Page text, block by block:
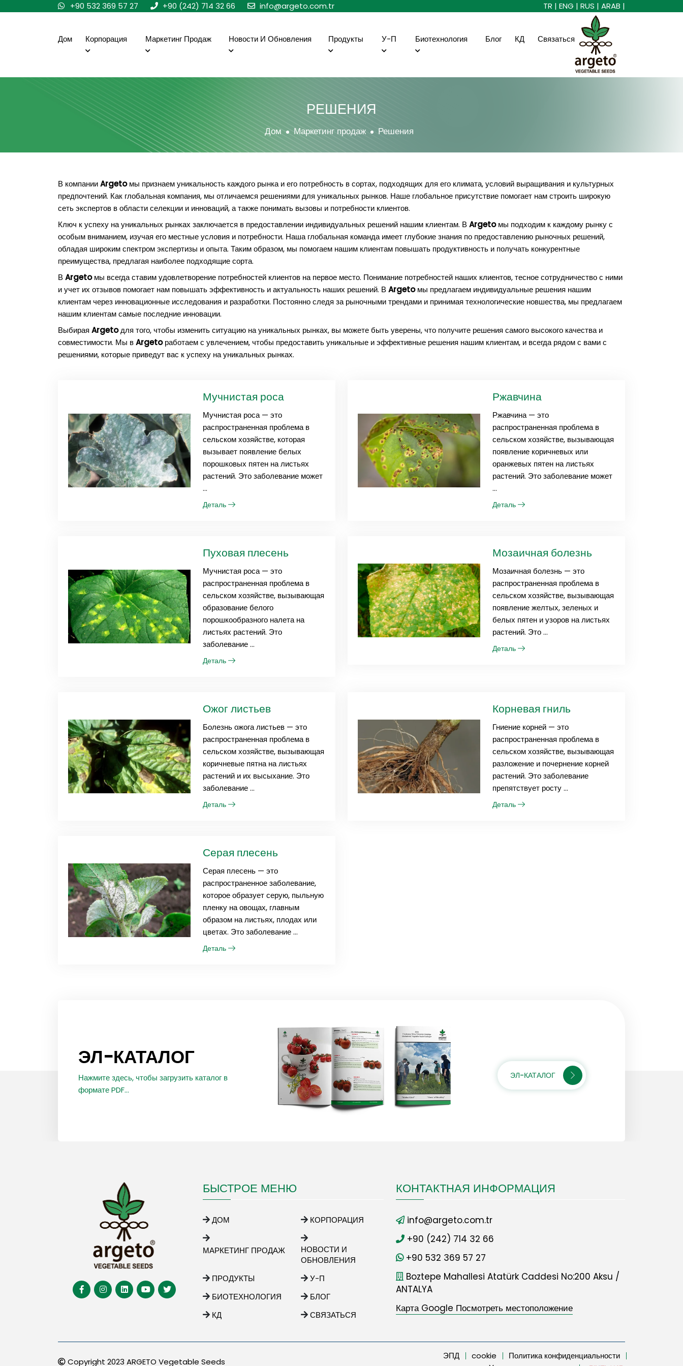
+90 532 369 57 27 +90 (242) 714 32 66 info@argeto.com.tr TR | ENG | RUS | ARAB |
Дом Корпорация Маркетинг Продаж Новости И Обновления Продукты У-П Биотехнология Блог КД Связаться
РЕШЕНИЯ
Дом Маркетинг продаж Решения
В компанииArgetoмы признаем уникальность каждого рынка и его потребность в сортах, подходящих для его климата, условий выращивания и культурных
предпочтений. Как глобальная компания, мы отличаемся решениями для уникальных рынков. Наше глобальное присутствие помогает нам строить широкую
сеть экспертов в области селекции и инноваций, а также понимать вызовы и потребности клиентов.
Ключ к успеху на уникальных рынках заключается в предоставлении индивидуальных решений нашим клиентам. ВArgetoмы подходим к каждому рынку с
особым вниманием, изучая его местные условия и потребности. Наша глобальная команда имеет глубокие знания по предоставлению рыночных решений,
обладая широким спектром экспертизы и опыта. Таким образом, мы помогаем нашим клиентам повышать продуктивность и получать конкурентные
преимущества, предлагая наиболее подходящие сорта.
ВArgetoмы всегда ставим удовлетворение потребностей клиентов на первое место. Понимание потребностей наших клиентов, тесное сотрудничество с ними
и учет их отзывов помогает нам повышать эффективность и актуальность наших решений. ВArgetoмы предлагаем индивидуальные решения нашим
клиентам через инновационные исследования и разработки. Постоянно следя за рыночными трендами и принимая технологические новшества, мы предлагаем
нашим клиентам самые последние инновации.
Выбирая Argetoдля того, чтобы изменить ситуацию на уникальных рынках, вы можете быть уверены, что получите решения самого высокого качества и
совместимости. Мы вArgetoработаем с увлечением, чтобы предоставить уникальные и эффективные решения нашим клиентам, и всегда рядом с вами с
решениями, которые приведут вас к успеху на уникальных рынках.
Мучнистая роса
Мучнистая роса — это
распространенная проблема в
сельском хозяйстве, которая
вызывает появление белых
порошковых пятен на листьях
растений. Это заболевание может
...
Деталь
Ржавчина
Ржавчина — это
распространенная проблема в
сельском хозяйстве, вызывающая
появление коричневых или
оранжевых пятен на листьях
растений. Это заболевание может
...
Деталь
Пуховая плесень
Мучнистая роса — это
распространенная проблема в
сельском хозяйстве, вызывающая
образование белого
порошкообразного налета на
листьях растений. Это
заболевание ...
Деталь
Мозаичная болезнь
Мозаичная болезнь — это
распространенная проблема в
сельском хозяйстве, вызывающая
появление желтых, зеленых и
белых пятен и узоров на листьях
растений. Это ...
Деталь
Ожог листьев
Болезнь ожога листьев — это
распространенная проблема в
сельском хозяйстве, вызывающая
коричневые пятна на листьях
растений и их высыхание. Это
заболевание ...
Деталь
Корневая гниль
Гниение корней — это
распространенная проблема в
сельском хозяйстве, вызывающая
разложение и почернение корней
растений. Это заболевание
препятствует росту ...
Деталь
Серая плесень
Серая плесень — это
распространенное заболевание,
которое образует серую, пыльную
пленку на овощах, главным
образом на листьях, плодах или
цветах. Это заболевание ...
Деталь
ЭЛ-КАТАЛОГ
Нажмите здесь, чтобы загрузить каталог в
формате PDF...
ЭЛ-КАТАЛОГ
БЫСТРОЕ МЕНЮ
ДОМ КОРПОРАЦИЯ
МАРКЕТИНГ ПРОДАЖ
НОВОСТИ И
ОБНОВЛЕНИЯ
ПРОДУКТЫ
У-П
БИОТЕХНОЛОГИЯ
БЛОГ
КД
СВЯЗАТЬСЯ
КОНТАКТНАЯ ИНФОРМАЦИЯ
info@argeto.com.tr
+90 (242) 714 32 66
+90 532 369 57 27
Boztepe Mahallesi Atatürk Caddesi No:200 Aksu /
ANTALYA
Карта Google Посмотреть местоположение
Copyright 2023 ARGETO Vegetable Seeds
ЭПД cookie
Политика конфиденциальности